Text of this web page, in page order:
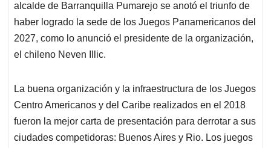
A
p
p
o
o
k
d
I
n
d
s
alcalde de Barranquilla Pumarejo se anotó el triunfo de
haber logrado la sede de los Juegos Panamericanos del
2027, como lo anunció el presidente de la organización,
el chileno Neven Illic.
La buena organización y la infraestructura de los Juegos
Centro Americanos y del Caribe realizados en el 2018
fueron la mejor carta de presentación para derrotar a sus
ciudades competidoras: Buenos Aires y Rio. Los juegos